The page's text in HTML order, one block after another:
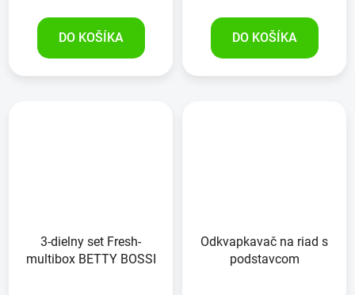
DO KOŠÍKA DO KOŠÍKA
3-dielny set Fresh-
multibox BETTY BOSSI
Odkvapkavač na riad s
podstavcom